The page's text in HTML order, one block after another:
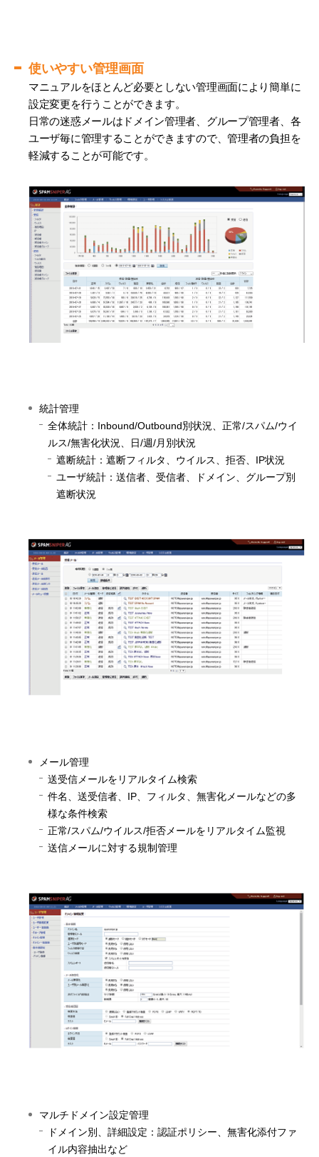
使いやすい管理画面
マニュアルをほとんど必要としない管理画面により簡単に
設定変更を行うことができます。
日常の迷惑メールはドメイン管理者、グループ管理者、各
ユーザ毎に管理することができますので、管理者の負担を
軽減することが可能です。
統計管理
全体統計：Inbound/Outbound別状況、正常/スパム/ウイ
ルス/無害化状況、日/週/月別状況
遮断統計：遮断フィルタ、ウイルス、拒否、IP状況
ユーザ統計：送信者、受信者、ドメイン、グループ別
遮断状況
メール管理
送受信メールをリアルタイム検索
件名、送受信者、IP、フィルタ、無害化メールなどの多
様な条件検索
正常/スパム/ウイルス/拒否メールをリアルタイム監視
送信メールに対する規制管理
マルチドメイン設定管理
ドメイン別、詳細設定：認証ポリシー、無害化添付ファ
イル内容抽出など